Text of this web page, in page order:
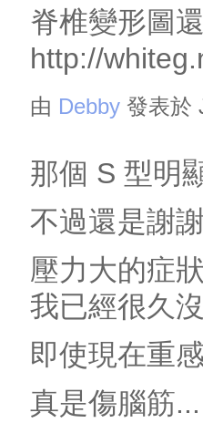
脊椎變形圖
http://
由 Debby 發表於
那個 S 型明
不過還是謝
壓力大的症
我已經很久
即使現在重
真是傷腦筋...